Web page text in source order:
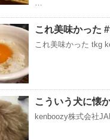
…
これ美味かった
これ美味かった tkg
こういう犬に懐
kenboozy株式会社